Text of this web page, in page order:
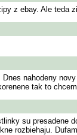
z ebay. Ale teda
nahodeny
tak to
su presadene
rozbiehaju.